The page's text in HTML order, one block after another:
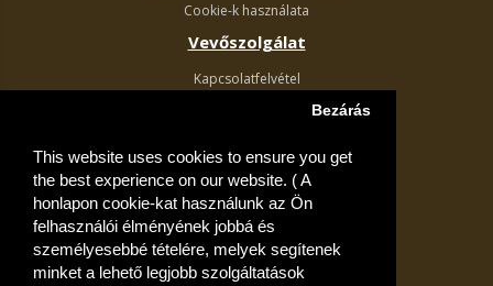
This website uses cookies to ensure you get
the best experience on our website. ( A
honlapon cookie-kat használunk az Ön
felhasználói élményének jobbá és
személyesebbé tételére, melyek segítenek
minket a lehető legjobb szolgáltatások
Bezárás
Cookie-k használata
Vevőszolgálat
Kapcsolatfelvétel
Akciós ajánlatok
Fiók
Kívánságlista